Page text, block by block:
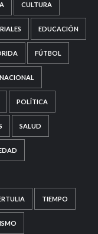
CULTURA
EDUCACIÓN
FÚTBOL
NACIONAL
POLÍTICA
SALUD
TIEMPO